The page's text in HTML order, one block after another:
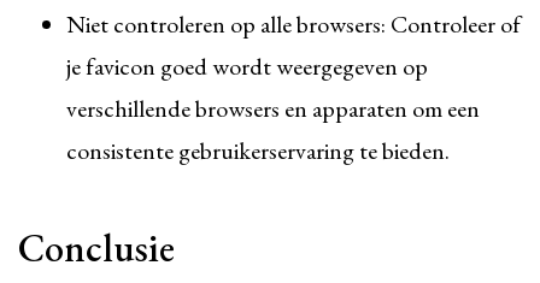
Niet controleren op alle browsers: Controleer of
je favicon goed wordt weergegeven op
verschillende browsers en apparaten om een
consistente gebruikerservaring te bieden.
Conclusie